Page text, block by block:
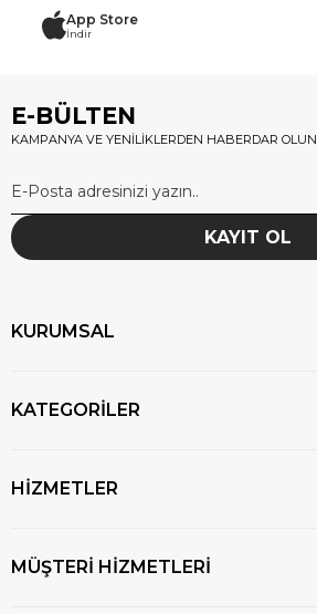
App Store
İndir
E-BÜLTEN
KAMPANYA VE YENİLİKLERDEN HABERDAR OLUN.
KAYIT OL
KURUMSAL
KATEGORİLER
HİZMETLER
MÜŞTERİ HİZMETLERİ